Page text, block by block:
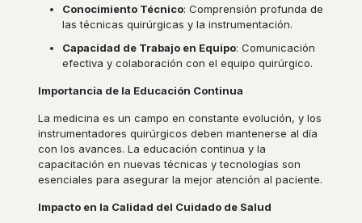
Conocimiento Técnico: Comprensión profunda de
las técnicas quirúrgicas y la instrumentación.
Capacidad de Trabajo en Equipo: Comunicación
efectiva y colaboración con el equipo quirúrgico.
Importancia de la Educación Continua
La medicina es un campo en constante evolución, y los
instrumentadores quirúrgicos deben mantenerse al día
con los avances. La educación continua y la
capacitación en nuevas técnicas y tecnologías son
esenciales para asegurar la mejor atención al paciente.
Impacto en la Calidad del Cuidado de Salud